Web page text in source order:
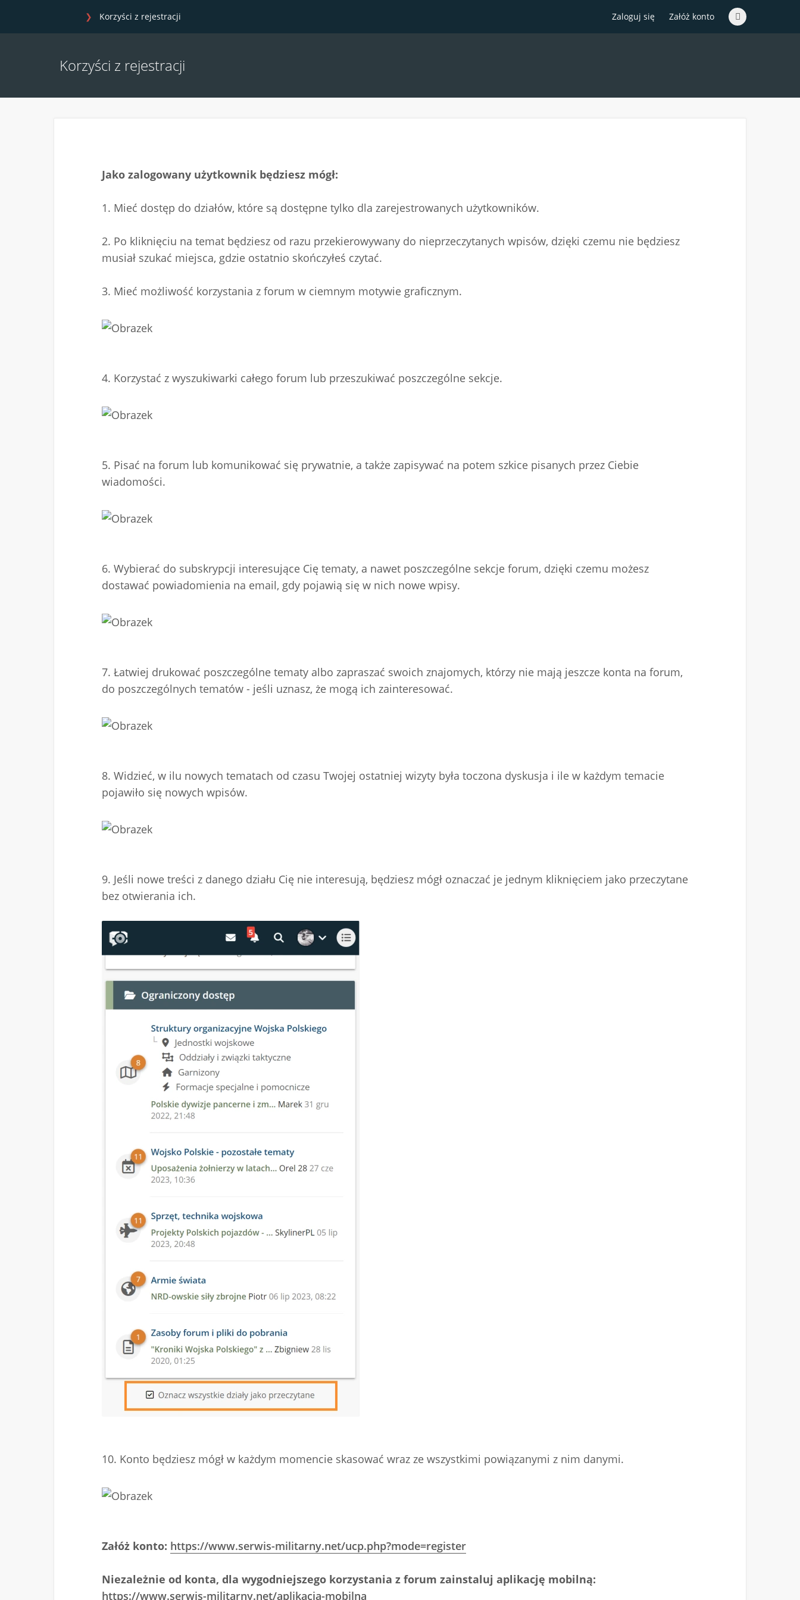
Zaloguj się Załóż konto
Korzyści z rejestracji
Korzyści z rejestracji
Jako zalogowany użytkownik będziesz mógł:
1. Mieć dostęp do działów, które są dostępne tylko dla zarejestrowanych użytkowników.
2. Po kliknięciu na temat będziesz od razu przekierowywany do nieprzeczytanych wpisów, dzięki czemu nie będziesz
musiał szukać miejsca, gdzie ostatnio skończyłeś czytać.
3. Mieć możliwość korzystania z forum w ciemnym motywie graficznym.
4. Korzystać z wyszukiwarki całego forum lub przeszukiwać poszczególne sekcje.
5. Pisać na forum lub komunikować się prywatnie, a także zapisywać na potem szkice pisanych przez Ciebie
wiadomości.
6. Wybierać do subskrypcji interesujące Cię tematy, a nawet poszczególne sekcje forum, dzięki czemu możesz
dostawać powiadomienia na email, gdy pojawią się w nich nowe wpisy.
7. Łatwiej drukować poszczególne tematy albo zapraszać swoich znajomych, którzy nie mają jeszcze konta na forum,
do poszczególnych tematów - jeśli uznasz, że mogą ich zainteresować.
8. Widzieć, w ilu nowych tematach od czasu Twojej ostatniej wizyty była toczona dyskusja i ile w każdym temacie
pojawiło się nowych wpisów.
9. Jeśli nowe treści z danego działu Cię nie interesują, będziesz mógł oznaczać je jednym kliknięciem jako przeczytane
bez otwierania ich.
10. Konto będziesz mógł w każdym momencie skasować wraz ze wszystkimi powiązanymi z nim danymi.
Załóż konto: https://www.serwis-militarny.net/ucp.php?mode=register
Niezależnie od konta, dla wygodniejszego korzystania z forum zainstaluj aplikację mobilną:
https://www.serwis-militarny.net/aplikacja-mobilna